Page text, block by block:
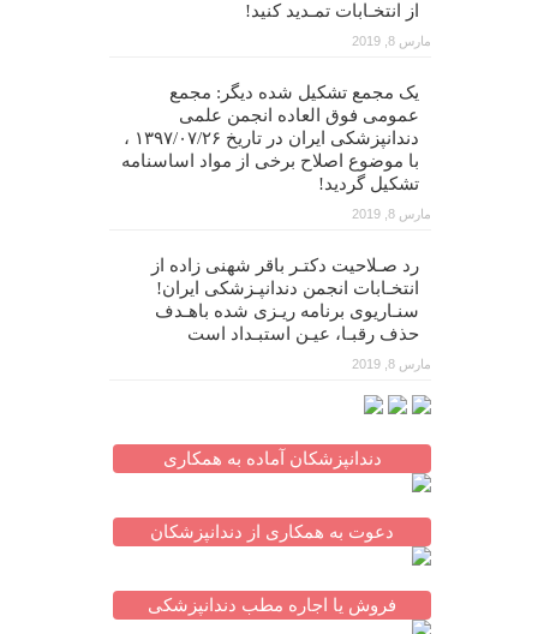
از انتخـابات تمـدید کنید!
مارس 8, 2019
یک مجمع تشکیل شده دیگر: مجمع
عمومی فوق العاده انجمن علمی
دندانپزشکی ایران در تاریخ ۱۳۹۷/۰۷/۲۶ ،
با موضوع اصلاح برخی از مواد اساسنامه
تشکیل گردید!
مارس 8, 2019
رد صـلاحیت دکتـر باقر شهنی زاده از
انتخـابات انجمن دندانپـزشکی ایران!
سنـاریوی برنامه ریـزی شده باهـدف
حذف رقبـا، عیـن استبـداد است
مارس 8, 2019
دندانپزشکان آماده به همکاری
دعوت به همکاری از دندانپزشکان
فروش یا اجاره مطب دندانپزشکی